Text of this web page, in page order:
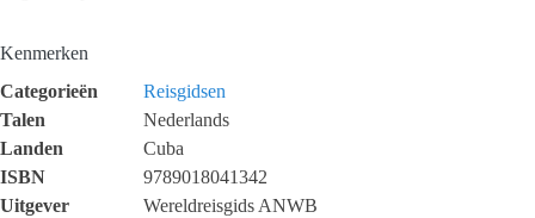
Kenmerken
Categorieën
Reisgidsen
Talen
Nederlands
Landen
Cuba
ISBN
9789018041342
Uitgever
Wereldreisgids ANWB